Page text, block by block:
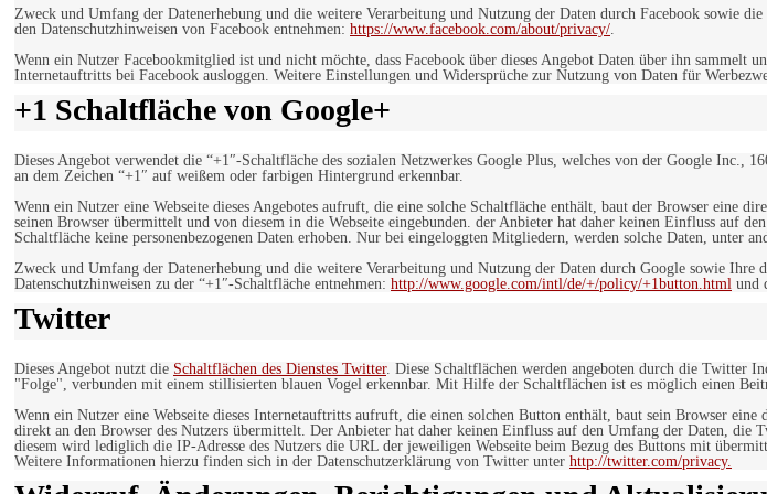
Zweck und Umfang der Datenerhebung und die weitere Verarbeitung und Nutzung der Daten durch Facebook sowie
den Datenschutzhinweisen von Facebook entnehmen: https://www.facebook.com/about/privacy/.
Wenn ein Nutzer Facebookmitglied ist und nicht möchte, dass Facebook über dieses Angebot Daten über ihn sammelt
Internetauftritts bei Facebook ausloggen. Weitere Einstellungen und Widersprüche zur Nutzung von Daten für
+1 Schaltfläche von Google+
Dieses Angebot verwendet die “+1″-Schaltfläche des sozialen Netzwerkes Google Plus, welches von der Google
an dem Zeichen “+1″ auf weißem oder farbigen Hintergrund erkennbar.
Wenn ein Nutzer eine Webseite dieses Angebotes aufruft, die eine solche Schaltfläche enthält, baut der Browser
seinen Browser übermittelt und von diesem in die Webseite eingebunden. der Anbieter hat daher keinen Einfluss auf
Schaltfläche keine personenbezogenen Daten erhoben. Nur bei eingeloggten Mitgliedern, werden solche Daten, unter
Zweck und Umfang der Datenerhebung und die weitere Verarbeitung und Nutzung der Daten durch Google sowie
Datenschutzhinweisen zu der “+1″-Schaltfläche entnehmen: http://www.google.com/intl/de/+/policy/+1button.html und
Twitter
Dieses Angebot nutzt die Schaltflächen des Dienstes Twitter. Diese Schaltflächen werden angeboten durch die Twitter
"Folge", verbunden mit einem stillisierten blauen Vogel erkennbar. Mit Hilfe der Schaltflächen ist es möglich einen
Wenn ein Nutzer eine Webseite dieses Internetauftritts aufruft, die einen solchen Button enthält, baut sein Browser
direkt an den Browser des Nutzers übermittelt. Der Anbieter hat daher keinen Einfluss auf den Umfang der Daten,
diesem wird lediglich die IP-Adresse des Nutzers die URL der jeweiligen Webseite beim Bezug des Buttons mit
Weitere Informationen hierzu finden sich in der Datenschutzerklärung von Twitter unter http://twitter.com/privacy.